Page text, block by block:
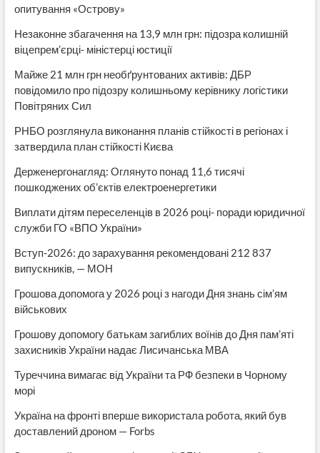
опитування «Острову»
Незаконне збагачення на 13,9 млн грн: підозра колишній
віцепрем’єрці- міністерці юстиції
Майже 21 млн грн необґрунтованих активів: ДБР
повідомило про підозру колишньому керівнику логістики
Повітряних Сил
РНБО розглянула виконання планів стійкості в регіонах і
затвердила план стійкості Києва
Держенергонагляд: Оглянуто понад 11,6 тисячі
пошкоджених об’єктів електроенергетики
Виплати дітям переселенців в 2026 році- поради юридичної
служби ГО «ВПО України»
Вступ-2026: до зарахування рекомендовані 212 837
випускників, — МОН
Грошова допомога у 2026 році з нагоди Дня знань сім’ям
військових
Грошову допомогу батькам загиблих воїнів до Дня пам’яті
захисників України надає Лисичанська МВА
Туреччина вимагає від України та РФ безпеки в Чорному
морі
Україна на фронті вперше використала робота, який був
доставлений дроном — Forbs